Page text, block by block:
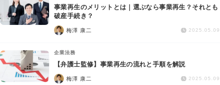
事業再生のメリットとは｜選ぶなら事業再生？それとも
破産手続き？
梅澤 康二 2025.05.09
企業法務
【弁護士監修】事業再生の流れと手順を解説
梅澤 康二 2025.05.09